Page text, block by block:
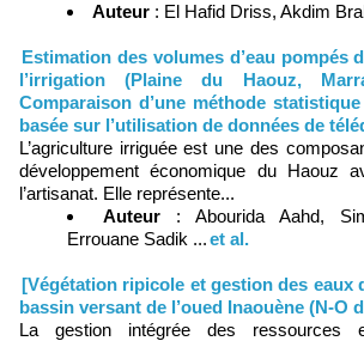
Auteur : El Hafid Driss, Akdim
Estimation des volumes d’eau pompés
l’irrigation (Plaine du Haouz,
Comparaison d’une méthode
basée sur l’utilisation de données de
L’agriculture irriguée est une des
développement économique du Haouz
l’artisanat. Elle représente...
Auteur : Abourida Aahd,
Errouane Sadik ...et al.
[Végétation ripicole et gestion des eaux
bassin versant de l’oued Inaouène (N-O
La gestion intégrée des ressources